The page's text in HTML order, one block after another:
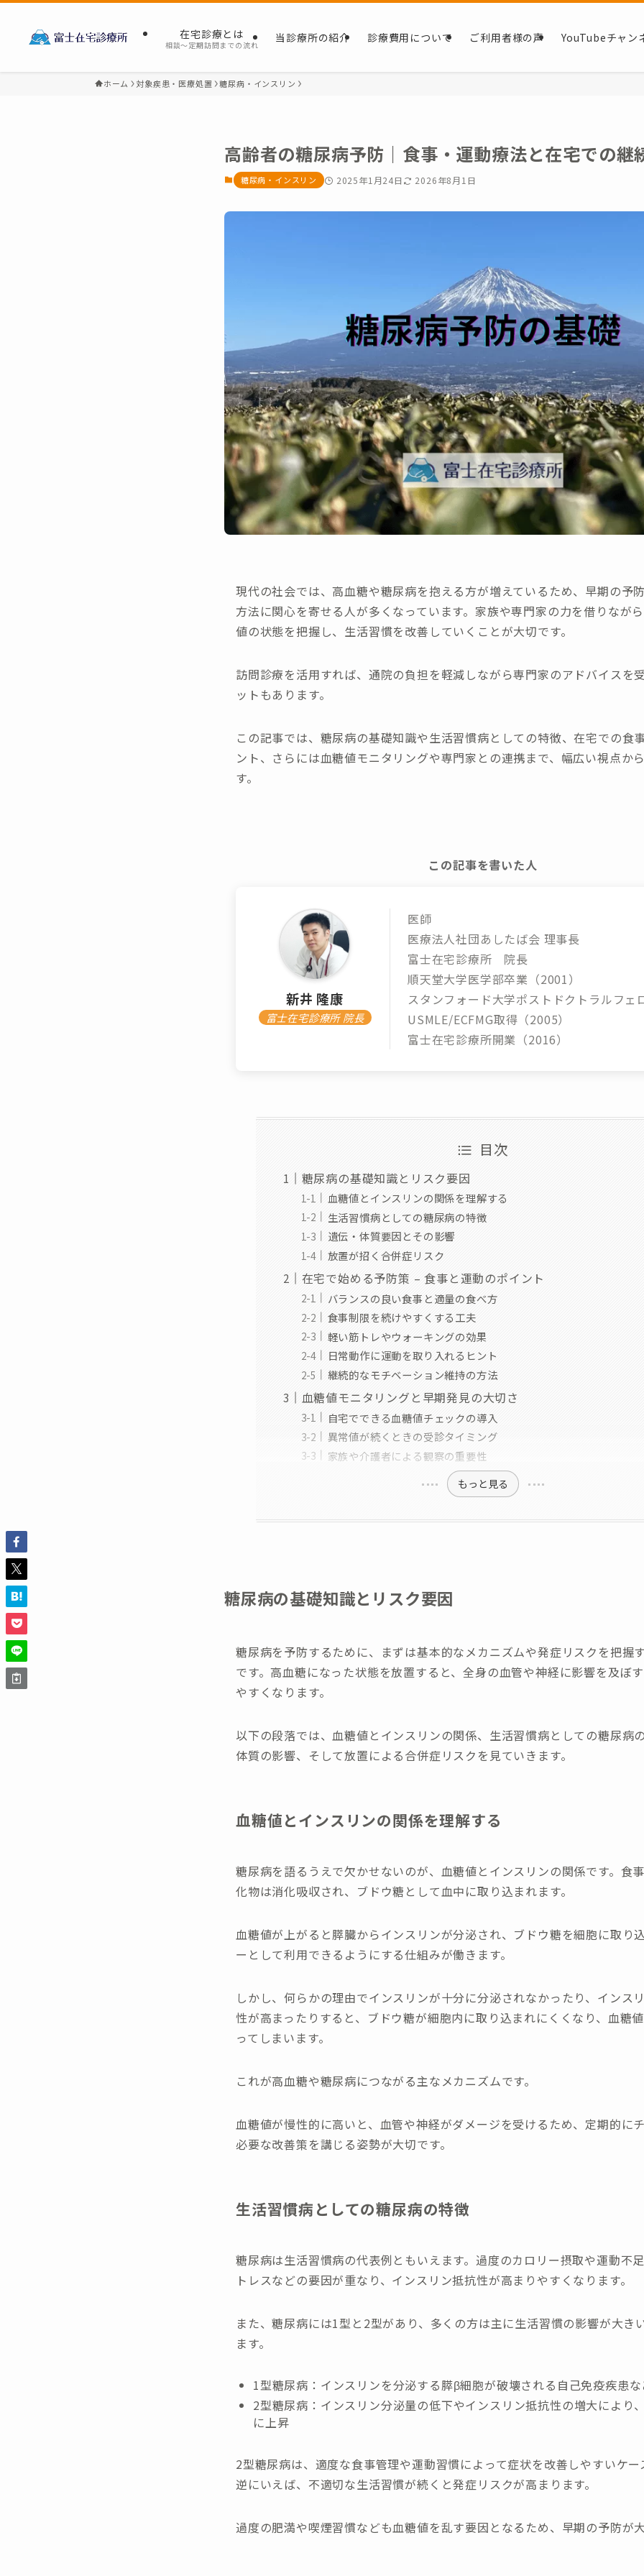
在宅診療とは
相談～定期訪問までの流れ
当診療所の紹介 診療費用について ご利用者様の声 YouTubeチャン
ホーム 対象疾患・医療処置 糖尿病・インスリン
高齢者の糖尿病予防｜食事・運動療法と在宅での継
糖尿病・インスリン 2025年1月24日 2026年8月1日
現代の社会では、高血糖や糖尿病を抱える方が増えているため、早期の予
方法に関心を寄せる人が多くなっています。家族や専門家の力を借りなが
値の状態を把握し、生活習慣を改善していくことが大切です。
訪問診療を活用すれば、通院の負担を軽減しながら専門家のアドバイスを
ットもあります。
この記事では、糖尿病の基礎知識や生活習慣病としての特徴、在宅での食
ント、さらには血糖値モニタリングや専門家との連携まで、幅広い視点か
す。
この記事を書いた人
新井 隆康
富士在宅診療所 院長
医師
医療法人社団あしたば会 理事長
富士在宅診療所 院長
順天堂大学医学部卒業（2001）
スタンフォード大学ポストドクトラルフェ
USMLE/ECFMG取得（2005）
富士在宅診療所開業（2016）
目次
糖尿病の基礎知識とリスク要因
血糖値とインスリンの関係を理解する
生活習慣病としての糖尿病の特徴
遺伝・体質要因とその影響
放置が招く合併症リスク
在宅で始める予防策 – 食事と運動のポイント
バランスの良い食事と適量の食べ方
食事制限を続けやすくする工夫
軽い筋トレやウォーキングの効果
日常動作に運動を取り入れるヒント
継続的なモチベーション維持の方法
血糖値モニタリングと早期発見の大切さ
自宅でできる血糖値チェックの導入
異常値が続くときの受診タイミング
家族や介護者による観察の重要性
もっと見る
糖尿病の基礎知識とリスク要因
糖尿病を予防するために、まずは基本的なメカニズムや発症リスクを把握
です。高血糖になった状態を放置すると、全身の血管や神経に影響を及ぼ
やすくなります。
以下の段落では、血糖値とインスリンの関係、生活習慣病としての糖尿病
体質の影響、そして放置による合併症リスクを見ていきます。
血糖値とインスリンの関係を理解する
糖尿病を語るうえで欠かせないのが、血糖値とインスリンの関係です。食
化物は消化吸収され、ブドウ糖として血中に取り込まれます。
血糖値が上がると膵臓からインスリンが分泌され、ブドウ糖を細胞に取り
ーとして利用できるようにする仕組みが働きます。
しかし、何らかの理由でインスリンが十分に分泌されなかったり、インス
性が高まったりすると、ブドウ糖が細胞内に取り込まれにくくなり、血糖
ってしまいます。
これが高血糖や糖尿病につながる主なメカニズムです。
血糖値が慢性的に高いと、血管や神経がダメージを受けるため、定期的に
必要な改善策を講じる姿勢が大切です。
生活習慣病としての糖尿病の特徴
糖尿病は生活習慣病の代表例ともいえます。過度のカロリー摂取や運動不
トレスなどの要因が重なり、インスリン抵抗性が高まりやすくなります。
また、糖尿病には1型と2型があり、多くの方は主に生活習慣の影響が大き
ます。
1型糖尿病：インスリンを分泌する膵β細胞が破壊される自己免疫疾患
2型糖尿病：インスリン分泌量の低下やインスリン抵抗性の増大により
に上昇
2型糖尿病は、適度な食事管理や運動習慣によって症状を改善しやすいケー
逆にいえば、不適切な生活習慣が続くと発症リスクが高まります。
過度の肥満や喫煙習慣なども血糖値を乱す要因となるため、早期の予防が